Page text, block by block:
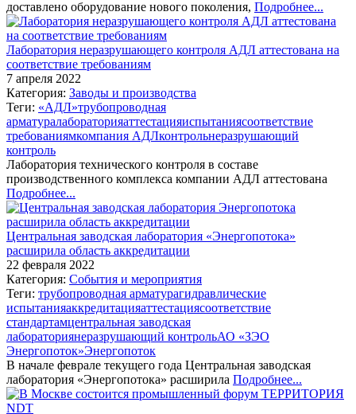
доставлено оборудование нового поколения, Подробнее...
Лаборатория неразрушающего контроля АДЛ аттестована на
соответствие требованиям
7 апреля 2022
Категория: Заводы и производства
Теги: «АДЛ»трубопроводная
арматуралабораторияаттестацияиспытаниясоответствие
требованиямкомпания АДЛконтрольнеразрушающий
контроль
Лаборатория технического контроля в составе
производственного комплекса компании АДЛ аттестована
Подробнее...
Центральная заводская лаборатория «Энергопотока»
расширила область аккредитации
22 февраля 2022
Категория: События и мероприятия
Теги: трубопроводная арматурагидравлические
испытанияаккредитацияаттестациясоответствие
стандартамцентральная заводская
лабораториянеразрушающий контрольАО «ЗЭО
Энергопоток»Энергопоток
В начале феврале текущего года Центральная заводская
лаборатория «Энергопотока» расширила Подробнее...